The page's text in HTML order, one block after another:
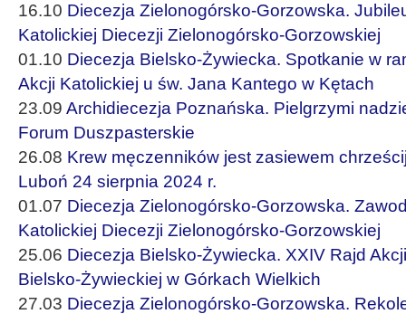
16.10 Diecezja Zielonogórsko-Gorzowska.
Katolickiej Diecezji Zielonogórsko-Gorzowskiej
01.10 Diecezja Bielsko-Żywiecka. Spotkanie w
Akcji Katolickiej u św. Jana Kantego w Kętach
23.09 Archidiecezja Poznańska. Pielgrzymi
Forum Duszpasterskie
26.08 Krew męczenników jest zasiewem
Luboń 24 sierpnia 2024 r.
01.07 Diecezja Zielonogórsko-Gorzowska.
Katolickiej Diecezji Zielonogórsko-Gorzowskiej
25.06 Diecezja Bielsko-Żywiecka. XXIV Rajd
Bielsko-Żywieckiej w Górkach Wielkich
27.03 Diecezja Zielonogórsko-Gorzowska.